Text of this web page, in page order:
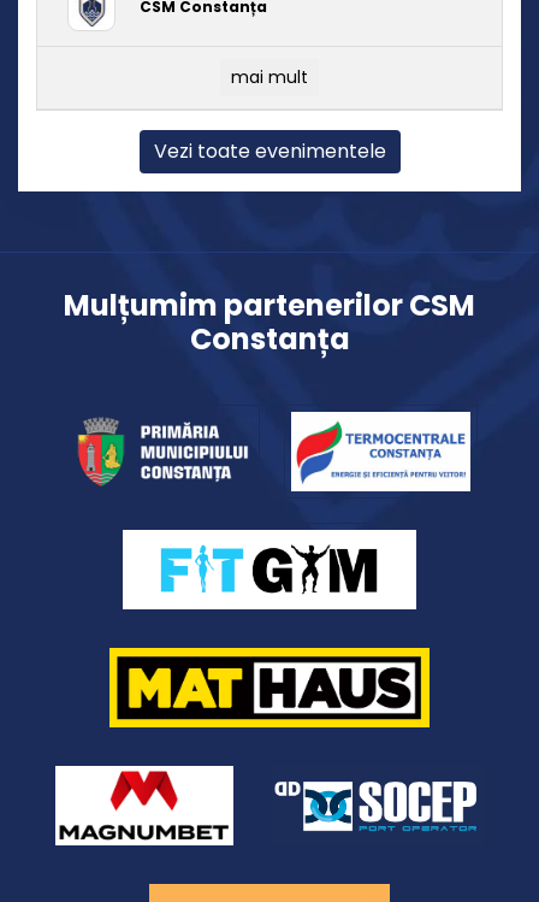
CSM Constanța
mai mult
Vezi toate evenimentele
Mulțumim partenerilor CSM
Constanța